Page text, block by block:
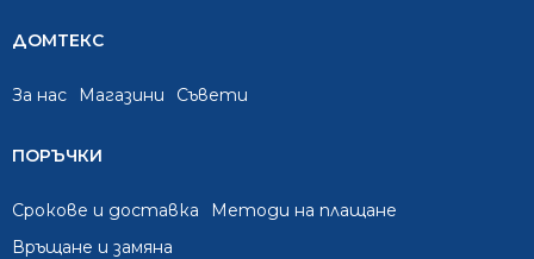
ДОМТЕКС
За нас Mагазини Съвети
ПОРЪЧКИ
Срокове и доставка
Методи на плащане
Връщане и замяна